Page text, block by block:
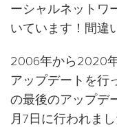
ーシャルネットワ
いています！間違
2006年から2020
アップデートを行
の最後のアップデ
月7日に行われま